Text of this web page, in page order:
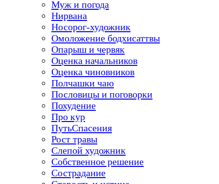
Муж и погода
Нирвана
Носорог-художник
Омоложение бодхисаттвы
Опарыш и червяк
Оценка начальников
Оценка чиновников
Полчашки чаю
Пословицы и поговорки
Похудение
Про кур
ПутьСпасения
Рост травы
Слепой художник
Собственное решение
Сострадание